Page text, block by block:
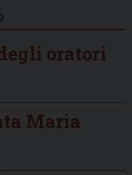
oratori
Maria